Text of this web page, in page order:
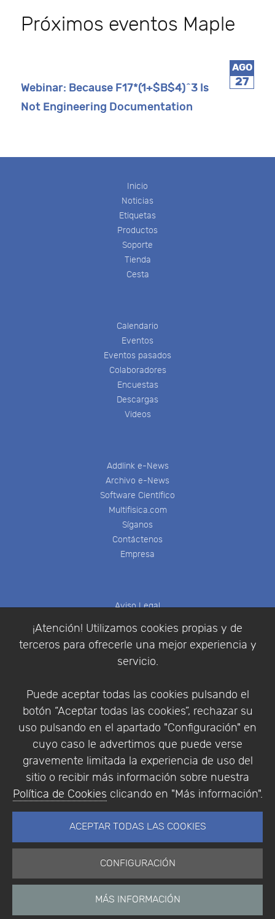
¡Atención! Utilizamos cookies propias y de
terceros para ofrecerle una mejor experiencia y
servicio.
Puede aceptar todas las cookies pulsando el
botón “Aceptar todas las cookies”, rechazar su
uso pulsando en el apartado "Configuración" en
cuyo caso le advertimos que puede verse
gravemente limitada la experiencia de uso del
sitio o recibir más información sobre nuestra
Política de Cookies clicando en "Más información".
ACEPTAR TODAS LAS COOKIES
CONFIGURACIÓN
MÁS INFORMACIÓN
Próximos eventos Maple
AGO
27
Webinar: Because F17*(1+$B$4)^3 Is
Not Engineering Documentation
Inicio
Noticias
Etiquetas
Productos
Soporte
Tienda
Cesta
Calendario
Eventos
Eventos pasados
Colaboradores
Encuestas
Descargas
Videos
Addlink e-News
Archivo e-News
Software Científico
Multifisica.com
Síganos
Contáctenos
Empresa
Aviso Legal
Política de Privacidad
Condiciones de compra
Identificarse
Empresa|Aviso Legal| Política de Privacidad |
Política de Cookies
© Copyright 1994 - 2026. Addlink Software
Científico, S.L.
Portugal.